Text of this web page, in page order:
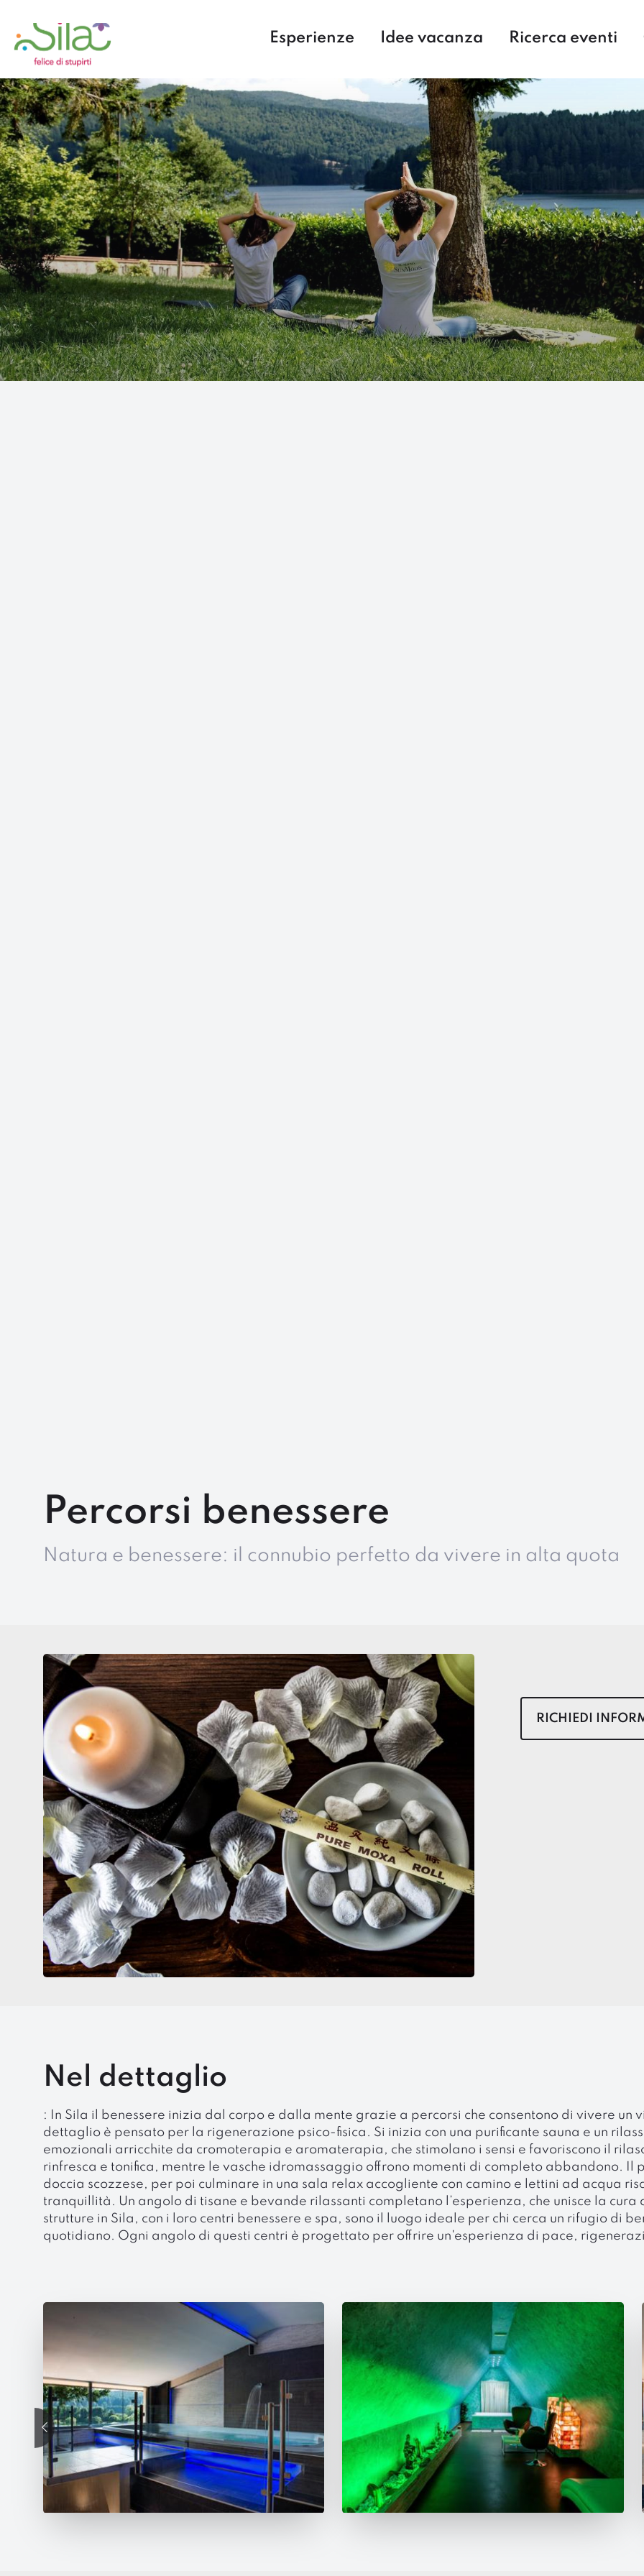
Esperienze Idee vacanza Ricerca eventi
Percorsi benessere
Natura e benessere: il connubio perfetto da vivere in alta quota
RICHIEDI
Nel dettaglio
: In Sila il benessere inizia dal corpo e dalla mente grazie a percorsi che consentono di vivere
dettaglio è pensato per la rigenerazione psico-fisica. Si inizia con una purificante sauna e un
emozionali arricchite da cromoterapia e aromaterapia, che stimolano i sensi e favoriscono il
rinfresca e tonifica, mentre le vasche idromassaggio offrono momenti di completo abbandono. Il
doccia scozzese, per poi culminare in una sala relax accogliente con camino e lettini ad acqua
tranquillità. Un angolo di tisane e bevande rilassanti completano l’esperienza, che unisce la
strutture in Sila, con i loro centri benessere e spa, sono il luogo ideale per chi cerca un rifugio di
quotidiano. Ogni angolo di questi centri è progettato per offrire un'esperienza di pace,
precedente